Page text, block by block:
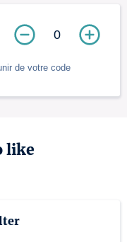
de votre code
0
like